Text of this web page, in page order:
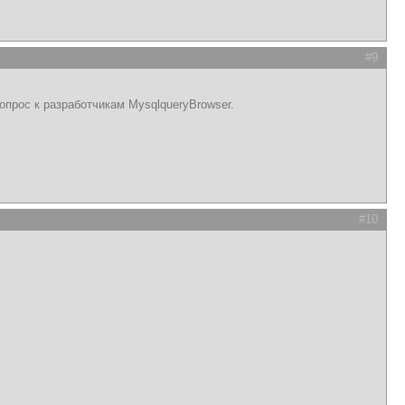
#9
к разработчикам MysqlqueryBrowser.
#10